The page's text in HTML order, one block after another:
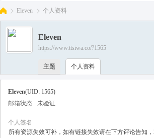
›
Eleven 个人资料
Eleven
https://www.ttsiwa.co/?1565
主题 个人资料
Eleven(UID: 1565)
邮箱状态
未验证
个人签名
所有资源失效可补，如有链接失效请在下方评论告知